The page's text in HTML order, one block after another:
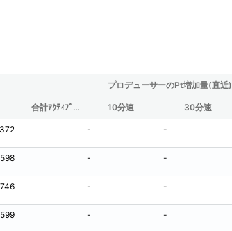
プロデューサーのPt増加量(直近)
合計ｱｸﾃｨﾌﾞ時間(分/観測されたものからの推定値) 10分速 30分速
- -
- -
- -
- -